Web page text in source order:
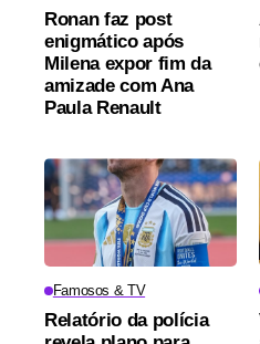
Ronan faz post
enigmático após
Milena expor fim da
amizade com Ana
Paula Renault
Famosos & TV
Relatório da polícia